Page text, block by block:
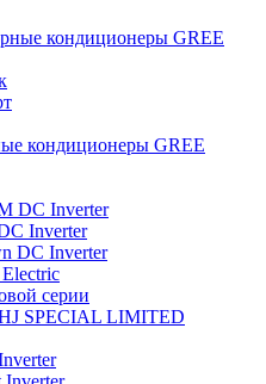
кондиционеры GREE
кондиционеры GREE
DC Inverter
Inverter
DC Inverter
серии
SPECIAL LIMITED